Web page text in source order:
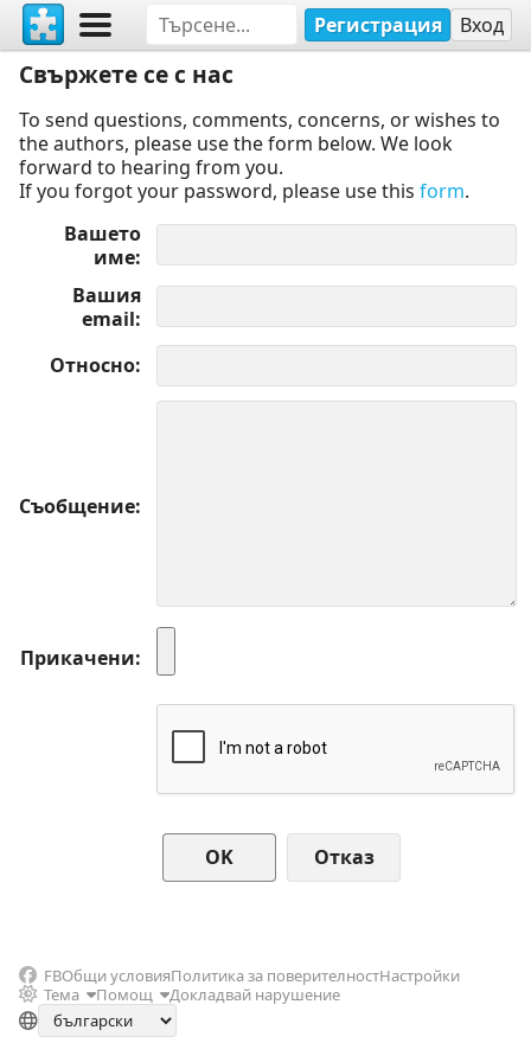
Регистрация Вход
Свържете се с нас
To send questions, comments, concerns, or wishes to
the authors, please use the form below. We look
forward to hearing from you.
If you forgot your password, please use this form.
Вашето
име
Вашия
email
Относно
Съобщение
Прикачени
Отказ
FBОбщи условияПолитика за поверителностНастройки
Тема
Помощ Докладвай нарушение